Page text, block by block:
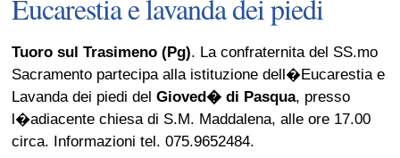
Eucarestia e lavanda dei piedi
Tuoro sul Trasimeno (Pg). La confraternita del SS.mo
Sacramento partecipa alla istituzione dell�Eucarestia e
Lavanda dei piedi delGioved� di Pasqua, presso
l�adiacente chiesa di S.M. Maddalena, alle ore 17.00
circa. Informazioni tel. 075.9652484.